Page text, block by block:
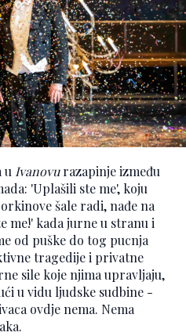
u Ivanovurazapinje između
'Uplašili ste me', koju
šale radi, nađe na
me!' kada jurne u stranu i
od puške do tog pucnja
tragedije i privatne
sile koje njima upravljaju,
u vidu ljudske sudbine -
ovdje nema. Nema